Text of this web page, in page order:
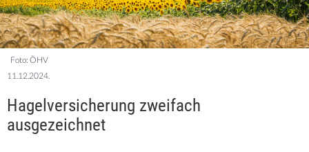
Foto: ÖHV
11.12.2024.
Hagelversicherung zweifach
ausgezeichnet